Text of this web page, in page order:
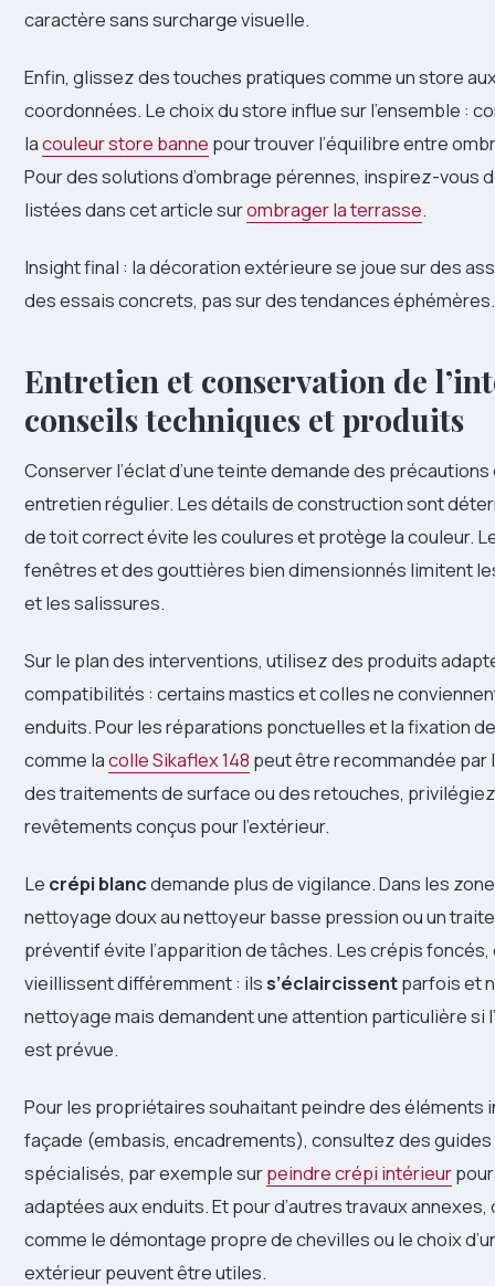
caractère sans surcharge visuelle.
Enfin, glissez des touches pratiques comme un store
coordonnées. Le choix du store influe sur l’ensemble :
lacouleur store banne pour trouver l’équilibre entre
Pour des solutions d’ombrage pérennes, inspirez-vous
listées dans cet article surombrager la terrasse.
Insight final : la décoration extérieure se joue sur des
des essais concrets, pas sur des tendances éphémères.
Entretien et conservation de
conseils techniques et produits
Conserver l’éclat d’une teinte demande des précautions
entretien régulier. Les détails de construction sont
de toit correct évite les coulures et protège la couleur.
fenêtres et des gouttières bien dimensionnés limitent
et les salissures.
Sur le plan des interventions, utilisez des produits
compatibilités : certains mastics et colles ne
enduits. Pour les réparations ponctuelles et la fixation
comme lacolle Sikaflex 148 peut être recommandée par
des traitements de surface ou des retouches,
revêtements conçus pour l’extérieur.
Le crépi blancdemande plus de vigilance. Dans les
nettoyage doux au nettoyeur basse pression ou un
préventif évite l’apparition de tâches. Les crépis foncés,
vieillissent différemment : ilss’éclaircissentparfois et
nettoyage mais demandent une attention particulière si
est prévue.
Pour les propriétaires souhaitant peindre des éléments
façade (embasis, encadrements), consultez des
spécialisés, par exemple surpeindre crépi intérieur
adaptées aux enduits. Et pour d’autres travaux
comme le démontage propre de chevilles ou le choix
extérieur peuvent être utiles.